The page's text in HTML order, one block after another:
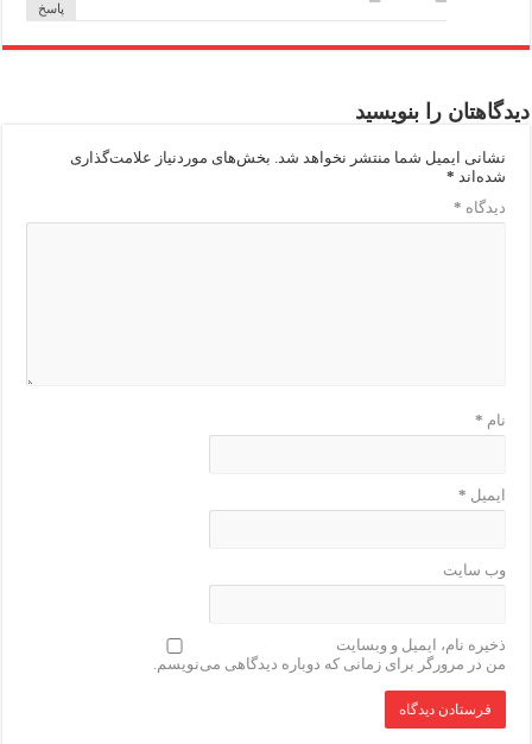
پاسخ
دیدگاهتان را بنویسید
نشانی ایمیل شما منتشر نخواهد شد. بخش‌های موردنیاز علامت‌گذاری
شده‌اند *
دیدگاه *
نام *
ایمیل *
وب‌ سایت
ذخیره نام، ایمیل و وبسایت
من در مرورگر برای زمانی که دوباره دیدگاهی می‌نویسم.